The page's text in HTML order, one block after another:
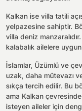
Kalkan ise villa tatili
yelpazesine sahiptir.
villa deniz
kalabalık ailelere
İslamlar, Üzümlü ve
uzak, daha mütevazı
sıkça tercih edilir. Bu
ama Kalkan
isteyen aileler için